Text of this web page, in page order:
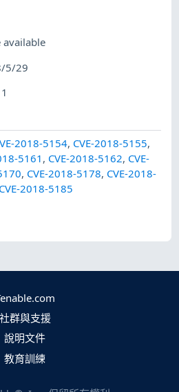
available
5/29
2018-5154, CVE-2018-5155,
5161 , CVE-2018-5162, CVE-
, CVE-2018-5178, CVE-2018-
CVE-2018-5185
社群與支援
說明文件
教育訓練